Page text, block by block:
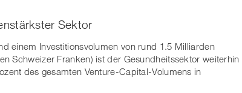
Sektor
einem Investitionsvolumen von rund 1.5 Milliarden
Schweizer Franken) ist der Gesundheitssektor weiterhin
des gesamten Venture-Capital-Volumens in